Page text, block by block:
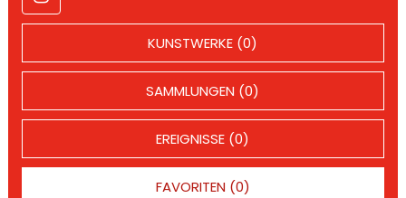
KUNSTWERKE (0)
SAMMLUNGEN (0)
EREIGNISSE (0)
FAVORITEN (0)